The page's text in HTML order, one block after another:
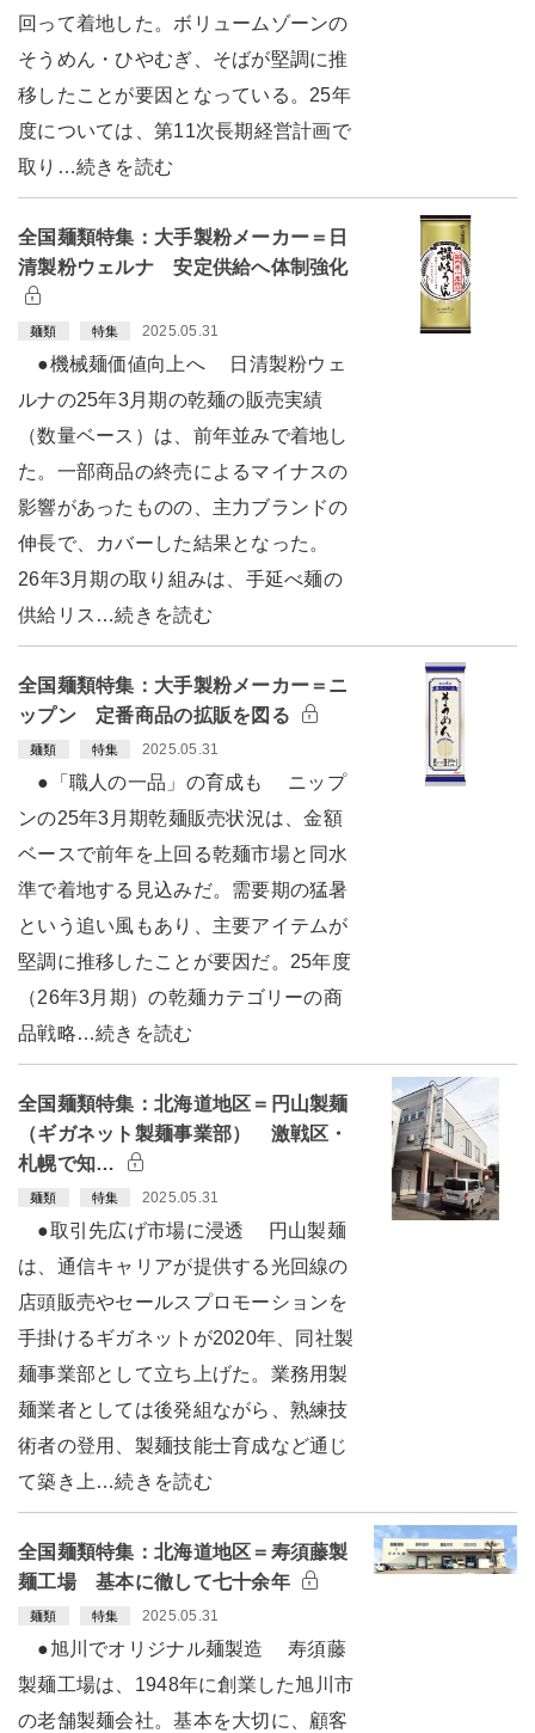
回って着地した。ボリュームゾーンの
そうめん・ひやむぎ、そばが堅調に推
移したことが要因となっている。25年
度については、第11次長期経営計画で
取り…続きを読む
全国麺類特集：大手製粉メーカー＝日
清製粉ウェルナ 安定供給へ体制強化
麺類 特集 2025.05.31
●機械麺価値向上へ 日清製粉ウェ
ルナの25年3月期の乾麺の販売実績
（数量ベース）は、前年並みで着地し
た。一部商品の終売によるマイナスの
影響があったものの、主力ブランドの
伸長で、カバーした結果となった。
26年3月期の取り組みは、手延べ麺の
供給リス…続きを読む
全国麺類特集：大手製粉メーカー＝ニ
ップン 定番商品の拡販を図る
麺類 特集 2025.05.31
●「職人の一品」の育成も ニップ
ンの25年3月期乾麺販売状況は、金額
ベースで前年を上回る乾麺市場と同水
準で着地する見込みだ。需要期の猛暑
という追い風もあり、主要アイテムが
堅調に推移したことが要因だ。25年度
（26年3月期）の乾麺カテゴリーの商
品戦略…続きを読む
全国麺類特集：北海道地区＝円山製麺
（ギガネット製麺事業部） 激戦区・
札幌で知…
麺類 特集 2025.05.31
●取引先広げ市場に浸透 円山製麺
は、通信キャリアが提供する光回線の
店頭販売やセールスプロモーションを
手掛けるギガネットが2020年、同社製
麺事業部として立ち上げた。業務用製
麺業者としては後発組ながら、熟練技
術者の登用、製麺技能士育成など通じ
て築き上…続きを読む
全国麺類特集：北海道地区＝寿須藤製
麺工場 基本に徹して七十余年
麺類 特集 2025.05.31
●旭川でオリジナル麺製造 寿須藤
製麺工場は、1948年に創業した旭川市
の老舗製麺会社。基本を大切に、顧客